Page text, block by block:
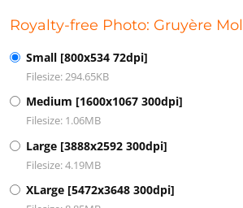
Royalty-free Photo: Gruyère
Small [800x534 72dpi]
Filesize: 294.65KB
Medium [1600x1067 300dpi]
Filesize: 1.06MB
Large [3888x2592 300dpi]
Filesize: 4.19MB
XLarge [5472x3648 300dpi]